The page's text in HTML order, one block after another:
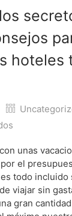
hoteles
unas
el
todo incluido
viajar sin
gran